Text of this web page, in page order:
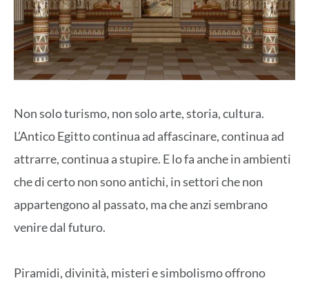
Non solo turismo, non solo arte, storia, cultura.
L’Antico Egitto continua ad affascinare, continua ad
attrarre, continua a stupire. E lo fa anche in ambienti
che di certo non sono antichi, in settori che non
appartengono al passato, ma che anzi sembrano
venire dal futuro.
Piramidi, divinità, misteri e simbolismo offrono